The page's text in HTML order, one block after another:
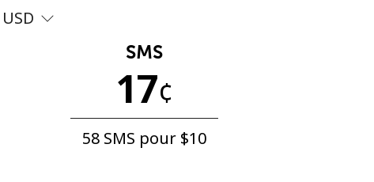
USD
SMS
17¢
58 SMS pour ⁦$10⁩